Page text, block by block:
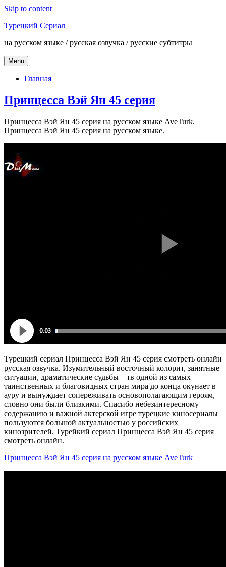
Skip to content
Турецкий Сериал
на русском языке / русская озвучка / русские субтитры
Menu
Главная
Принцесса Вэй Ян 45 серия
Принцесса Вэй Ян 45 серия на русском языке AveTurk.
Принцесса Вэй Ян 45 серия на русском языке.
Турецкий сериал Принцесса Вэй Ян 45 серия смотреть онлайн
русская озвучка. Изумительный восточный колорит, занятные
ситуации, драматические судьбы – тв одной из самых
таинственных и благовидных стран мира до конца окунает в
ауру и вынуждает сопереживать основополагающим героям,
словно они были близкими. Спасибо небезинтересному
содержанию и важной актерской игре турецкие киносериалы
пользуются большой актуальностью у российских
кинозрителей. Турейкий сериал Принцесса Вэй Ян 45 серия
смотреть онлайн.
Принцесса Вэй Ян 45 серия на русском языке AveTurk